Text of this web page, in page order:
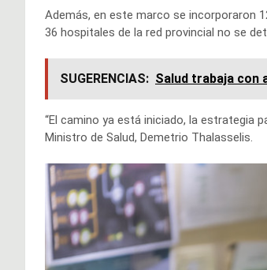
Además, en este marco se incorporaron
36 hospitales de la red provincial no se
SUGERENCIAS: Salud trabaja con
“El camino ya está iniciado, la estrategia
Ministro de Salud, Demetrio Thalasselis.